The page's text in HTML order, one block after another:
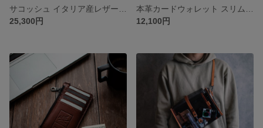
25,300円
12,100円